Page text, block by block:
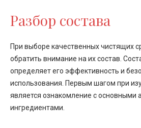
Разбор состава
При выборе качественных чистящих
обратить внимание на их состав.
определяет его эффективность и
использования. Первым шагом при
является ознакомление с основными
ингредиентами.